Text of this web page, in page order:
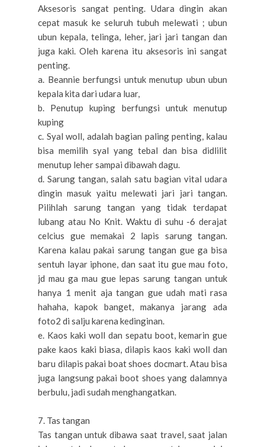
Aksesoris sangat penting. Udara dingin akan
cepat masuk ke seluruh tubuh melewati ; ubun
ubun kepala, telinga, leher, jari jari tangan dan
juga kaki. Oleh karena itu aksesoris ini sangat
penting.
a. Beannie berfungsi untuk menutup ubun ubun
kepala kita dari udara luar,
b. Penutup kuping berfungsi untuk menutup
kuping
c. Syal woll, adalah bagian paling penting, kalau
bisa memilih syal yang tebal dan bisa didlilit
menutup leher sampai dibawah dagu.
d. Sarung tangan, salah satu bagian vital udara
dingin masuk yaitu melewati jari jari tangan.
Pilihlah sarung tangan yang tidak terdapat
lubang atau No Knit. Waktu di suhu -6 derajat
celcius gue memakai 2 lapis sarung tangan.
Karena kalau pakai sarung tangan gue ga bisa
sentuh layar iphone, dan saat itu gue mau foto,
jd mau ga mau gue lepas sarung tangan untuk
hanya 1 menit aja tangan gue udah mati rasa
hahaha, kapok banget, makanya jarang ada
foto2 di salju karena kedinginan.
e. Kaos kaki woll dan sepatu boot, kemarin gue
pake kaos kaki biasa, dilapis kaos kaki woll dan
baru dilapis pakai boat shoes docmart. Atau bisa
juga langsung pakai boot shoes yang dalamnya
berbulu, jadi sudah menghangatkan.
7. Tas tangan
Tas tangan untuk dibawa saat travel, saat jalan